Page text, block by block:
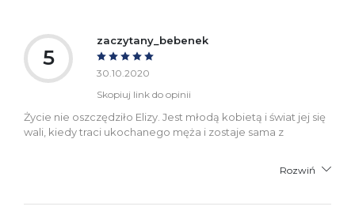
informacje dotyczące
bezpieczeństwa:
5
zaczytany_bebenek
30.10.2020
Skopiuj link do opinii
Życie nie oszczędziło Elizy. Jest młodą kobietą i świat jej się
wali, kiedy traci ukochanego męża i zostaje sama z
Rozwiń